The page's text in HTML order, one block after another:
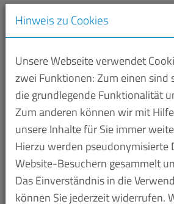
Das Saarlandmuseum und das
sind bis zum April 2023 mit
gegangen. Die beiden namhaften
zwei Ausstellungen, die
und Saarbrücken gezeigt
Dialog, um den kulturellen
Großregion zu fördern.
Mit rund siebzig Meisterwerken
der Klassischen Moderne wird das
sich in Luxemburg präsentieren.
Hinweis zu Cookies
Unsere Webseite verwendet
zwei Funktionen: Zum einen sind
die grundlegende Funktionalität
Zum anderen können wir mit
unsere Inhalte für Sie immer
Hierzu werden pseudonymisierte
Website-Besuchern gesammelt
Das Einverständnis in die
können Sie jederzeit widerrufen.